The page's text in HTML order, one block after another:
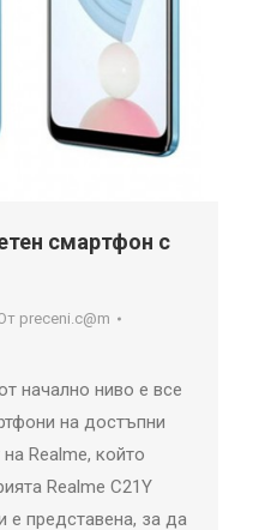
смартфон с
preceni.c@m
начално ниво е все
на достъпни
Realme, който
Realme C21Y
е представена, за да